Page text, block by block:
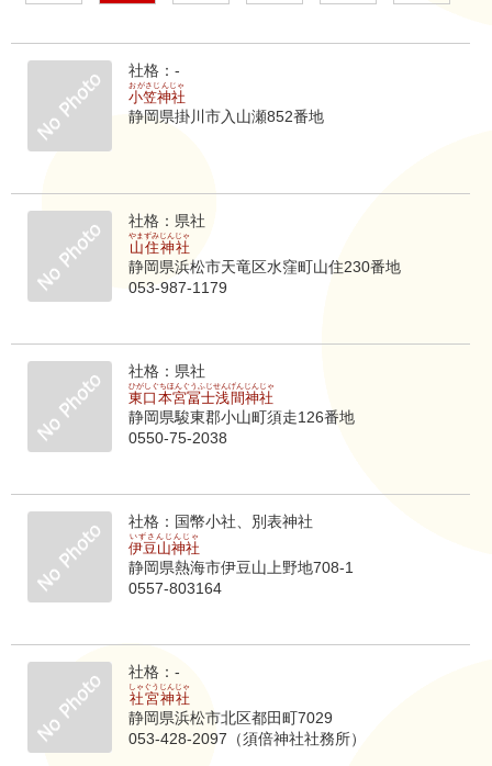
社格：-
小笠神社
おがさじんじゃ
静岡県掛川市入山瀬852番地
社格：県社
山住神社
やまずみじんじゃ
静岡県浜松市天竜区水窪町山住230番地
053-987-1179
社格：県社
東口本宮冨士浅間神社
ひがしぐちほんぐうふじせんげんじんじゃ
静岡県駿東郡小山町須走126番地
0550-75-2038
社格：国幣小社、別表神社
伊豆山神社
いずさんじんじゃ
静岡県熱海市伊豆山上野地708-1
0557-803164
社格：-
社宮神社
しゃぐうじんじゃ
静岡県浜松市北区都田町7029
053-428-2097（須倍神社社務所）